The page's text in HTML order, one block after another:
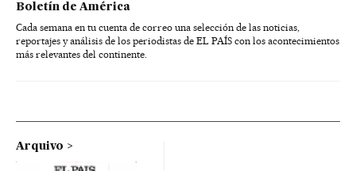
Boletín de América
Cada semana en tu cuenta de correo una selección de las noticias,
reportajes y análisis de los periodistas de EL PAÍS con los acontecimientos
más relevantes del continente.
Arquivo